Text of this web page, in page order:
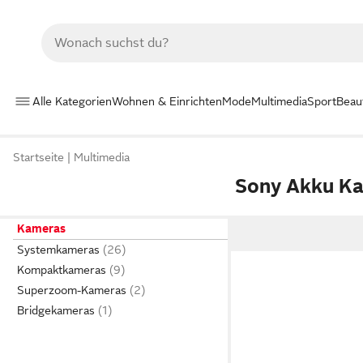
Alle KategorienWohnen & EinrichtenModeMultimediaSport
Startseite Multimedia
Sony Akku
Kameras
Systemkameras
Kompaktkameras
Superzoom-Kameras
Bridgekameras